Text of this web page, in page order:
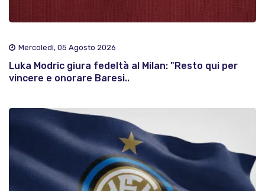
Mercoledì, 05 Agosto 2026
Luka Modric giura fedeltà al Milan: "Resto qui per
vincere e onorare Baresi..